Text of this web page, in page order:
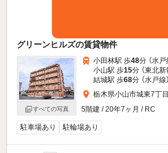
グリーンヒルズの賃貸物件
すべての写真
小田林駅 歩48分 （水戸
小山駅 歩15分 （東北
結城駅 歩68分 （水戸線）
栃木県小山市城東7丁目
5階建 / 20年7ヶ月 / RC
駐車場あり 駐輪場あり